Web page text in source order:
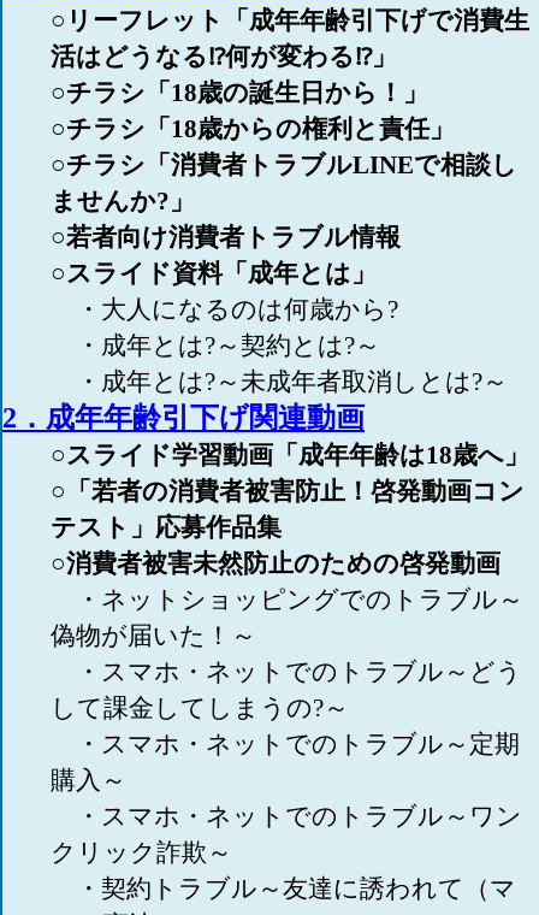
○リーフレット「成年年齢引下げで消費生
活はどうなる⁉何が変わる⁉」
○チラシ「18歳の誕生日から！」
○チラシ「18歳からの権利と責任」
○チラシ「消費者トラブルLINEで相談し
ませんか?」
○若者向け消費者トラブル情報
○スライド資料「成年とは」
・大人になるのは何歳から?
・成年とは?～契約とは?～
・成年とは?～未成年者取消しとは?～
2．成年年齢引下げ関連動画
○スライド学習動画「成年年齢は18歳へ」
○「若者の消費者被害防止！啓発動画コン
テスト」応募作品集
○消費者被害未然防止のための啓発動画
・ネットショッピングでのトラブル～
偽物が届いた！～
・スマホ・ネットでのトラブル～どう
して課金してしまうの?～
・スマホ・ネットでのトラブル～定期
購入～
・スマホ・ネットでのトラブル～ワン
クリック詐欺～
・契約トラブル～友達に誘われて（マ